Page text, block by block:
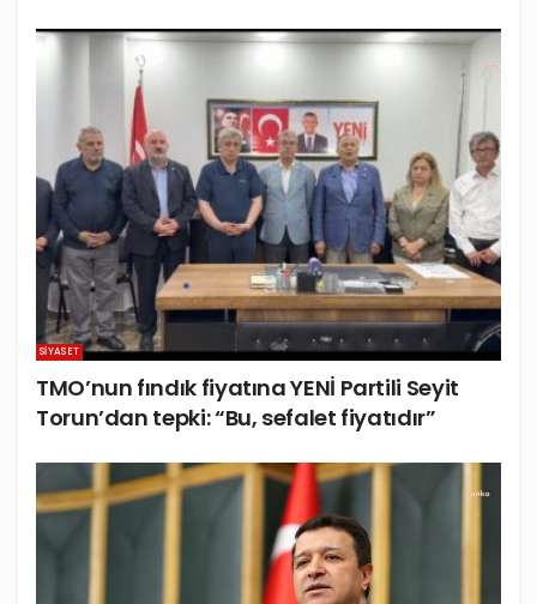
SIYASET
TMO’nun fındık fiyatına YENİ Partili Seyit
Torun’dan tepki: “Bu, sefalet fiyatıdır”